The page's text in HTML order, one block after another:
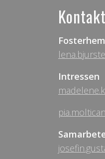
Intressen